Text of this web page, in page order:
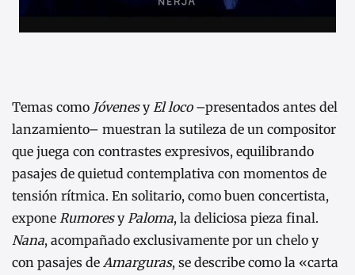
Temas como Jóvenesy El loco–presentados antes del
lanzamiento– muestran la sutileza de un compositor
que juega con contrastes expresivos, equilibrando
pasajes de quietud contemplativa con momentos de
tensión rítmica. En solitario, como buen concertista,
expone Rumoresy Paloma, la deliciosa pieza final.
Nana, acompañado exclusivamente por un chelo y
con pasajes de Amarguras, se describe como la «carta